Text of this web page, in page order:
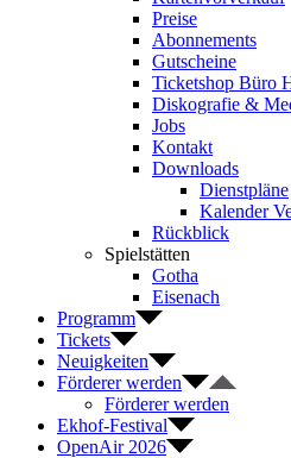
Preise
Abonnements
Gutscheine
Ticketshop Büro
Diskografie &
Jobs
Kontakt
Downloads
Dienstpläne
Kalender
Rückblick
Spielstätten
Gotha
Eisenach
Programm
Tickets
Neuigkeiten
Förderer werden
Förderer werden
Ekhof-Festival
OpenAir 2026